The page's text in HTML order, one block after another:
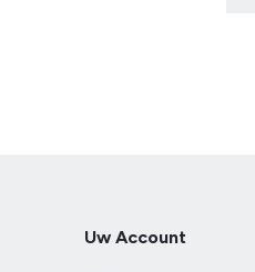
Uw Account